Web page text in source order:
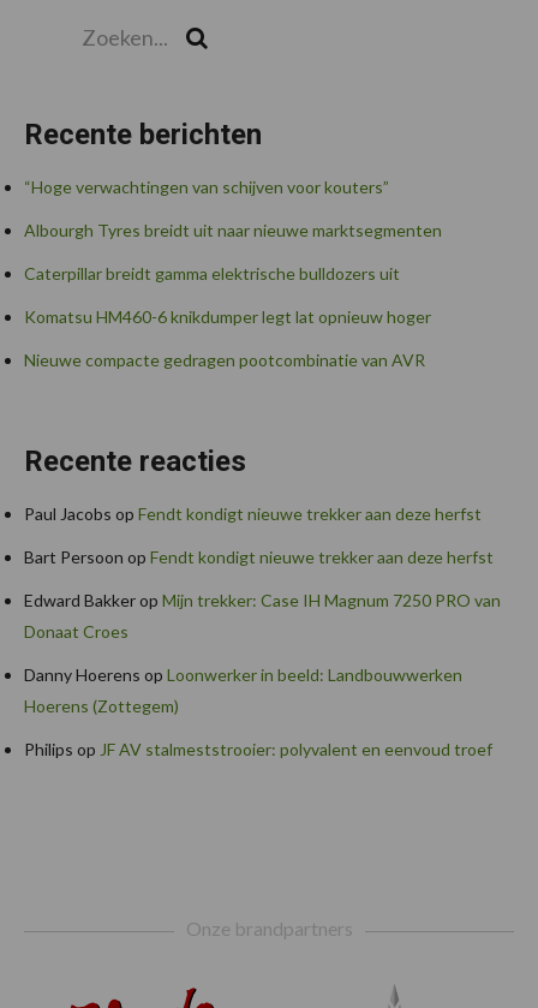
Recente berichten
“Hoge verwachtingen van schijven voor kouters”
Albourgh Tyres breidt uit naar nieuwe marktsegmenten
Caterpillar breidt gamma elektrische bulldozers uit
Komatsu HM460-6 knikdumper legt lat opnieuw hoger
Nieuwe compacte gedragen pootcombinatie van AVR
Recente reacties
Paul Jacobs op Fendt kondigt nieuwe trekker aan deze herfst
Bart Persoon op Fendt kondigt nieuwe trekker aan deze herfst
Edward Bakkerop Mijn trekker: Case IH Magnum 7250 PRO van
Donaat Croes
Danny Hoerens op Loonwerker in beeld: Landbouwwerken
Hoerens (Zottegem)
Philips op JF AV stalmeststrooier: polyvalent en eenvoud troef
Onze brandpartners